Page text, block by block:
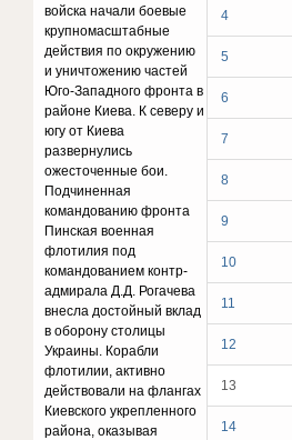
4
5
6
7
8
9
10
11
12
13
14
войска начали боевые
крупномасштабные
действия по окружению
и уничтожению частей
Юго-Западного фронта в
районе Киева. К северу и
югу от Киева
развернулись
ожесточенные бои.
Подчиненная
командованию фронта
Пинская военная
флотилия под
командованием контр-
адмирала Д.Д. Рогачева
внесла достойный вклад
в оборону столицы
Украины. Корабли
флотилии, активно
действовали на флангах
Киевского укрепленного
района, оказывая